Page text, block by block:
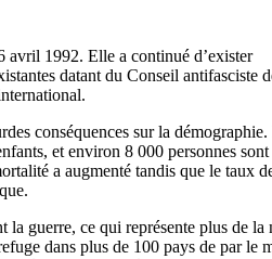
avril 1992. Elle a continué d’exister
datant du Conseil antifasciste
conséquences sur la démographie.
et environ 8 000 personnes sont
a augmenté tandis que le taux
guerre, ce qui représente plus de la
dans plus de 100 pays de par le